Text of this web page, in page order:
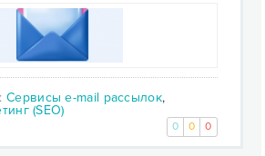
Сервисы e-mail рассылок,
(SEO)
0 0 0